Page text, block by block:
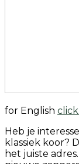
for English
Heb je
klassiek koor?
het juiste